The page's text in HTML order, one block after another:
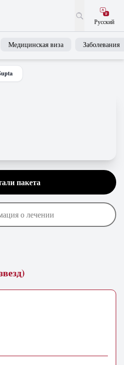
Русский
Медицинская виза Заболевания
пакета
о лечении